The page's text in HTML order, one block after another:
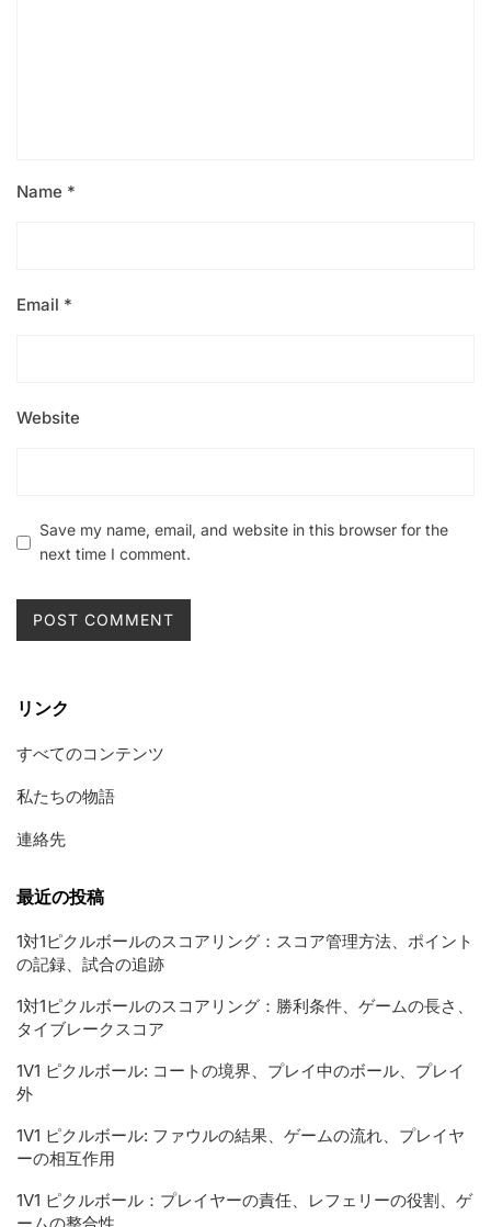
Name *
Email *
Website
Save my name, email, and website in this browser for the
next time I comment.
リンク
すべてのコンテンツ
私たちの物語
連絡先
最近の投稿
1対1ピクルボールのスコアリング：スコア管理方法、ポイント
の記録、試合の追跡
1対1ピクルボールのスコアリング：勝利条件、ゲームの長さ、
タイブレークスコア
1V1 ピクルボール: コートの境界、プレイ中のボール、プレイ
外
1V1 ピクルボール: ファウルの結果、ゲームの流れ、プレイヤ
ーの相互作用
1V1 ピクルボール：プレイヤーの責任、レフェリーの役割、ゲ